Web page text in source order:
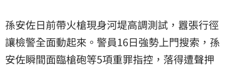
孫安佐日前帶火槍現身河堤高調測試，囂張行徑
讓檢警全面動起來。警員16日強勢上門搜索，孫
安佐瞬間面臨槍砲等5項重罪指控，落得遭聲押